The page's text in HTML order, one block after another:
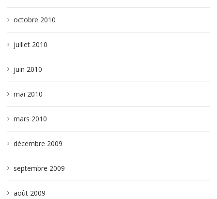
octobre 2010
juillet 2010
juin 2010
mai 2010
mars 2010
décembre 2009
septembre 2009
août 2009